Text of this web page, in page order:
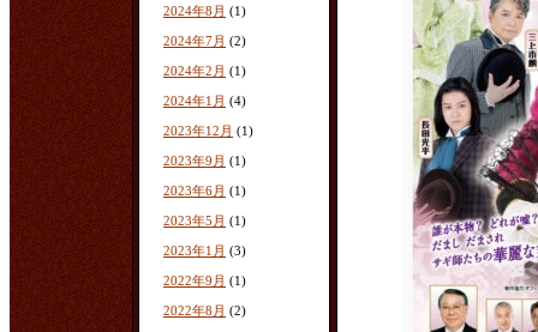
2024年8月 (1)
2024年7月 (2)
2024年2月 (1)
2024年1月 (4)
2023年12月 (1)
2023年9月 (1)
2023年6月 (1)
2023年5月 (1)
2023年1月 (3)
2022年9月 (1)
2022年8月 (2)